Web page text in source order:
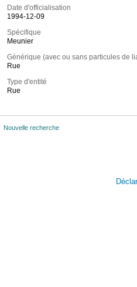
Date d'officialisation
1994-12-09
Spécifique
Meunier
Générique (avec ou sans particules de
Rue
Type d'entité
Rue
Nouvelle recherche